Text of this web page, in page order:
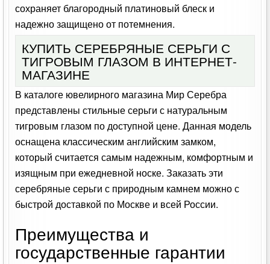
сохраняет благородный платиновый блеск и
надежно защищено от потемнения.
КУПИТЬ СЕРЕБРЯНЫЕ СЕРЬГИ С
ТИГРОВЫМ ГЛАЗОМ В ИНТЕРНЕТ-
МАГАЗИНЕ
В каталоге ювелирного магазина Мир Серебра
представлены стильные серьги с натуральным
тигровым глазом по доступной цене. Данная модель
оснащена классическим английским замком,
который считается самым надежным, комфортным и
изящным при ежедневной носке. Заказать эти
серебряные серьги с природным камнем можно с
быстрой доставкой по Москве и всей России.
Преимущества и
государственные гарантии